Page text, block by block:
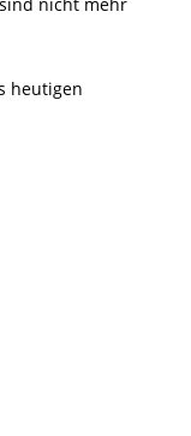
heutigen